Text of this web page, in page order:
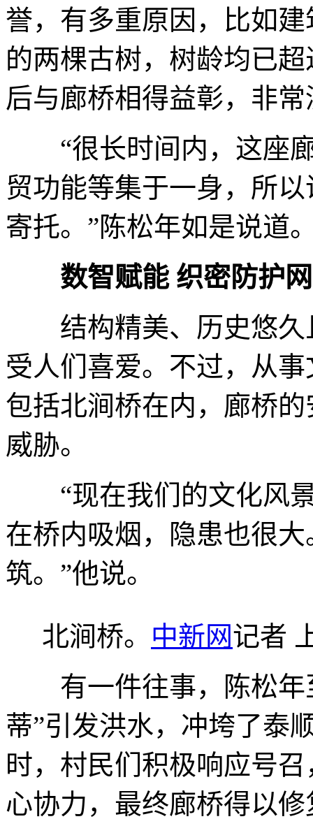
誉，有多重原因，比如
的两棵古树，树龄均已
后与廊桥相得益彰，非
“很长时间内，这座廊
贸功能等集于一身，所
寄托。”陈松年如是说道
数智赋能 织密防护网
结构精美、历史悠久
受人们喜爱。不过，从
包括北涧桥在内，廊桥
威胁。
“现在我们的文化风景
在桥内吸烟，隐患也很
筑。”他说。
北涧桥。 中新网记者
有一件往事，陈松年
蒂”引发洪水，冲垮了泰
时，村民们积极响应号
心协力，最终廊桥得以修